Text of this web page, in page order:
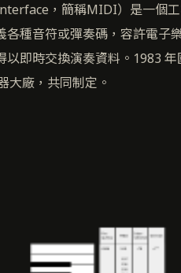
，簡稱MIDI）是一個工
種音符或彈奏碼，容許電子
以即時交換演奏資料。1983
大廠，共同制定。